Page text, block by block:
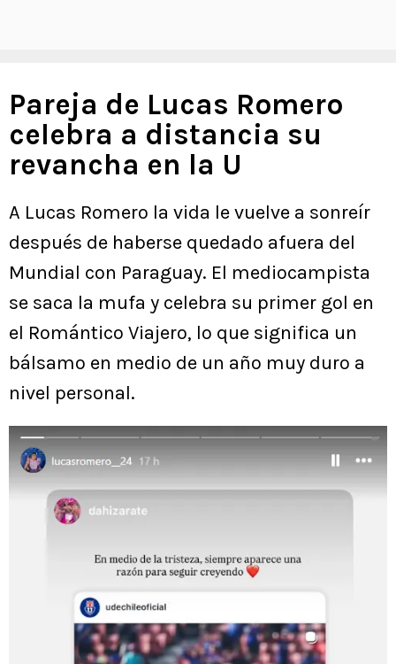
Pareja de Lucas Romero
celebra a distancia su
revancha en la U
A Lucas Romero la vida le vuelve a sonreír
después de haberse quedado afuera del
Mundial con Paraguay. El mediocampista
se saca la mufa y celebra su primer gol en
el Romántico Viajero, lo que significa un
bálsamo en medio de un año muy duro a
nivel personal.